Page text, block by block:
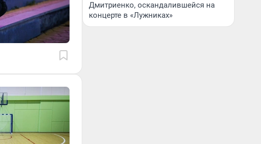
Дмитриенко, оскандалившейся на
концерте в «Лужниках»